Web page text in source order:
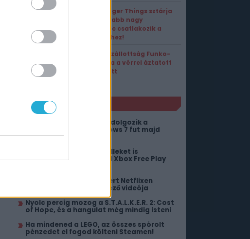
A Stranger Things sztárja
után újabb nagy
kedvenc csatlakozik a
Marvelhez!
A Megszállottság Funko-
figurája a vérrel áztatott
Nikki lett
AJÁNLÓ
Aero néven új okosórán dolgozik a
Samsung, de nem Windows 7 fut majd
rajta
Tornatermeket és kartelleket is
feltakaríthatsz az e heti Xbox Free Play
Kiakadtak a fanok, amiért Netflixen
debütál a GTA 6 következő videója
Nyolc percig mozog a S.T.A.L.K.E.R. 2: Cost
of Hope, és a hangulat még mindig isteni
Ha mindened a LEGO, az összes spórolt
pénzedet el fogod költeni Steamen!